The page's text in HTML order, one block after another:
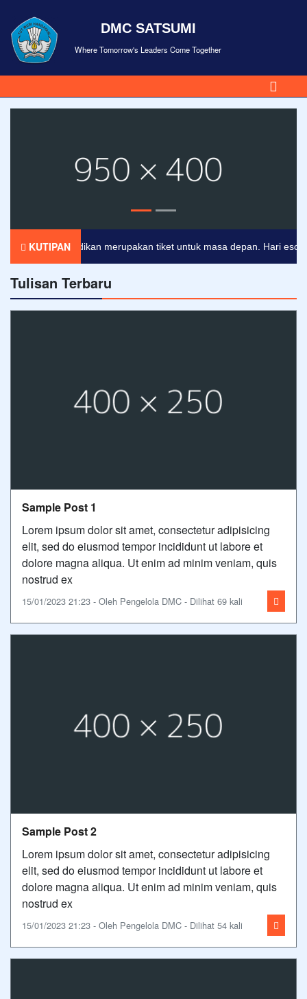
DMC SATSUMI
Where Tomorrow's Leaders Come Together
KUTIPAN
Pendidikan merupakan tiket untuk masa depan. Hari esok
Tulisan Terbaru
Sample Post 1
Lorem ipsum dolor sit amet, consectetur adipisicing
elit, sed do eiusmod tempor incididunt ut labore et
dolore magna aliqua. Ut enim ad minim veniam, quis
nostrud ex
15/01/2023 21:23 - Oleh Pengelola DMC - Dilihat 69 kali
Sample Post 2
Lorem ipsum dolor sit amet, consectetur adipisicing
elit, sed do eiusmod tempor incididunt ut labore et
dolore magna aliqua. Ut enim ad minim veniam, quis
nostrud ex
15/01/2023 21:23 - Oleh Pengelola DMC - Dilihat 54 kali